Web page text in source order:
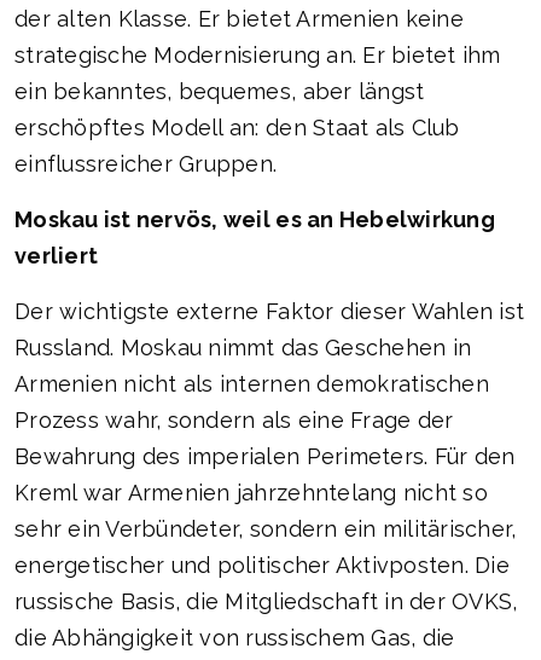
der alten Klasse. Er bietet Armenien keine
strategische Modernisierung an. Er bietet ihm
ein bekanntes, bequemes, aber längst
erschöpftes Modell an: den Staat als Club
einflussreicher Gruppen.
Moskau ist nervös, weil es an Hebelwirkung
verliert
Der wichtigste externe Faktor dieser Wahlen ist
Russland. Moskau nimmt das Geschehen in
Armenien nicht als internen demokratischen
Prozess wahr, sondern als eine Frage der
Bewahrung des imperialen Perimeters. Für den
Kreml war Armenien jahrzehntelang nicht so
sehr ein Verbündeter, sondern ein militärischer,
energetischer und politischer Aktivposten. Die
russische Basis, die Mitgliedschaft in der OVKS,
die Abhängigkeit von russischem Gas, die